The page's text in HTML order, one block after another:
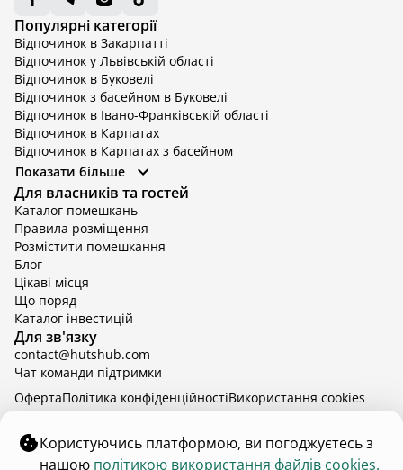
Популярні категорії
Відпочинок в Закарпатті
Відпочинок у Львівській області
Відпочинок в Буковелі
Відпочинок з басейном в Буковелі
Відпочинок в Івано-Франківській області
Відпочинок в Карпатах
Відпочинок в Карпатах з басейном
Відпочинок в Київській області
Відпочинок в Київській області з басейном
Відпочинок в Тернопільській області
Відпочинок у Вінницькій області
Відпочинок в Яремче
Відпочинок у Львівській області з басейном
Відпочинок з басейном в Тернопільській області
Показати більше
Для власників та гостей
Каталог помешкань
Правила розміщення
Розмістити помешкання
Блог
Цікаві місця
Що поряд
Каталог інвестицій
Для зв'язку
contact@hutshub.com
Чат команди підтримки
hutshub | ©2026
ОфертаПолітика конфіденційностіBикористання cookies
Користуючись платформою, ви погоджуєтесь з
нашою політикою використання файлів cookies.